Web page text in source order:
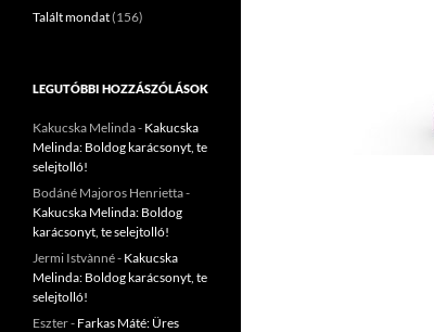
Talált mondat(156)
LEGUTÓBBI HOZZÁSZÓLÁSOK
Kakucska Melinda- Kakucska
Melinda: Boldog karácsonyt, te
selejtolló!
Bodáné Majoros Henrietta-
Kakucska Melinda: Boldog
karácsonyt, te selejtolló!
Jermi Istvànné- Kakucska
Melinda: Boldog karácsonyt, te
selejtolló!
Eszter- Farkas Máté: Üres